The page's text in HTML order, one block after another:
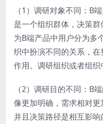
（1）调研对象不同：B
是一个组织群体，决策
为B端产品中用户分为多
织中扮演不同的关系，
作用。调研组织或者组织
（2）调研目的不同：B
像更加明确，需求相对更
并且决策路径是相互影